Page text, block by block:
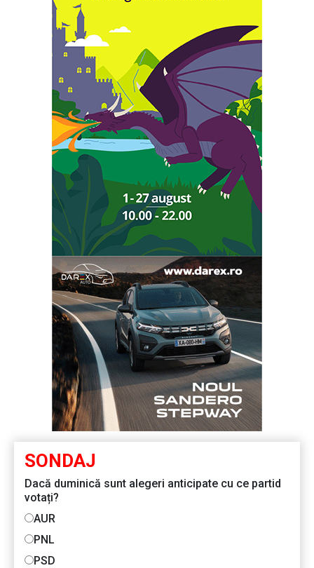
SONDAJ
Dacă duminică sunt alegeri anticipate cu ce partid
votați?
AUR
PNL
PSD